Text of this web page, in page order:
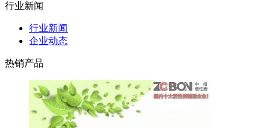
行业新闻
行业新闻
企业动态
热销产品